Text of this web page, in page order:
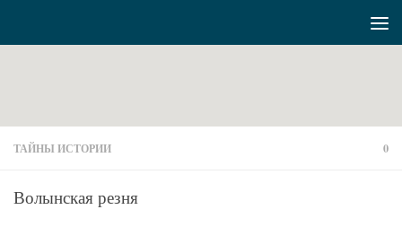
ТАЙНЫ ИСТОРИИ 0
Волынская резня